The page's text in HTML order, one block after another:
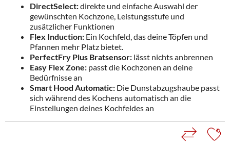
DirectSelect:direkte und einfache Auswahl der
gewünschten Kochzone, Leistungsstufe und
zusätzlicher Funktionen
Flex Induction: Ein Kochfeld, das deine Töpfen und
Pfannen mehr Platz bietet.
PerfectFry Plus Bratsensor: lässt nichts anbrennen
Easy Flex Zone: passt die Kochzonen an deine
Bedürfnisse an
Smart Hood Automatic: Die Dunstabzugshaube passt
sich während des Kochens automatisch an die
Einstellungen deines Kochfeldes an